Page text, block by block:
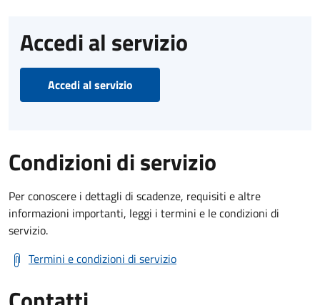
Accedi al servizio
Accedi al servizio
Condizioni di servizio
Per conoscere i dettagli di scadenze, requisiti e altre
informazioni importanti, leggi i termini e le condizioni di
servizio.
Termini e condizioni di servizio